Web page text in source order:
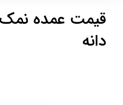
قیمت عمده
دانه